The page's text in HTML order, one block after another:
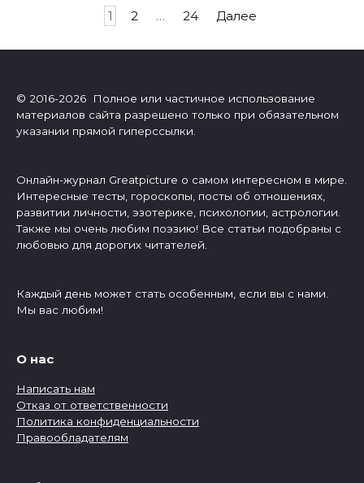
1 2 … 24 Далее
© 2016-2026 Полное или частичное использование
материалов сайта разрешено только при обязательном
указании прямой гиперссылки.
Онлайн-журнал Greatpicture о самом интересном в мире.
Интересные тесты, гороскопы, посты об отношениях,
развитии личности, эзотерике, психологии, астрологии.
Также мы очень любим поэзию! Все статьи подобраны с
любовью для дорогих читателей.
Каждый день может стать особенным, если вы с нами.
Мы вас любим!
О нас
Написать нам
Отказ от ответственности
Политика конфиденциальности
Правообладателям